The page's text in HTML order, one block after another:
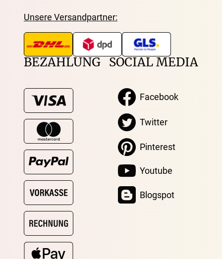
Unsere Versandpartner:
BEZAHLUNG SOCIAL MEDIA
Facebook
Twitter
Pinterest
Youtube
Blogspot